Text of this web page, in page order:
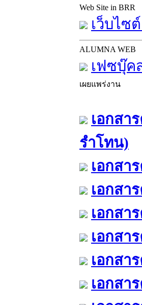
Web Site in BRR
เว็บไซ
ALUMNA WEB
เฟซบุ๊ค
เผยแพร่งาน
เอกสา
รำโทน)
เอกสา
เอกสา
เอกสา
เอกสา
เอกสา
เอกสา